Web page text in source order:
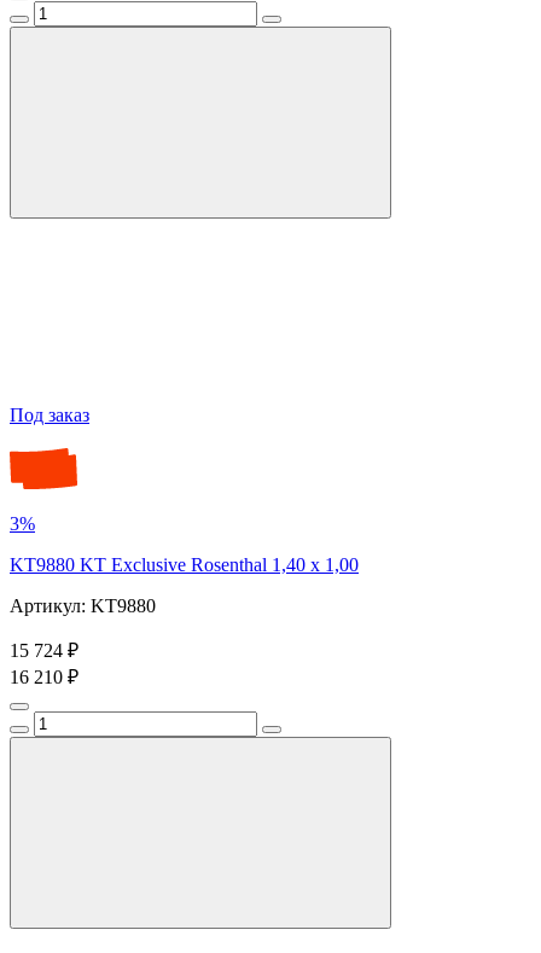
Под заказ
3%
KT9880 KT Exclusive Rosenthal 1,40 x 1,00
Артикул: KT9880
15 724 ₽
16 210 ₽